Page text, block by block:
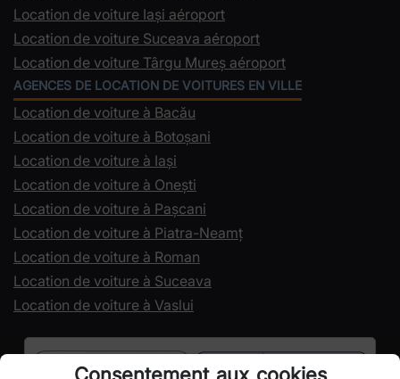
Location de voiture Iași aéroport
Location de voiture Suceava aéroport
Location de voiture Târgu Mureș aéroport
AGENCES DE LOCATION DE VOITURES EN VILLE
Location de voiture à Bacău
Location de voiture à Botoșani
Location de voiture à Iași
Location de voiture à Onești
Location de voiture à Pașcani
Location de voiture à Piatra-Neamț
Location de voiture à Roman
Location de voiture à Suceava
Location de voiture à Vaslui